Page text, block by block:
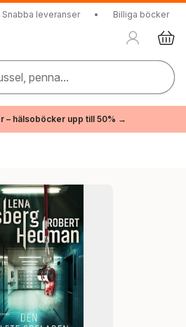
Snabba leveranser • Billiga böcker
penna...
– hälsoböcker upp till 50% →